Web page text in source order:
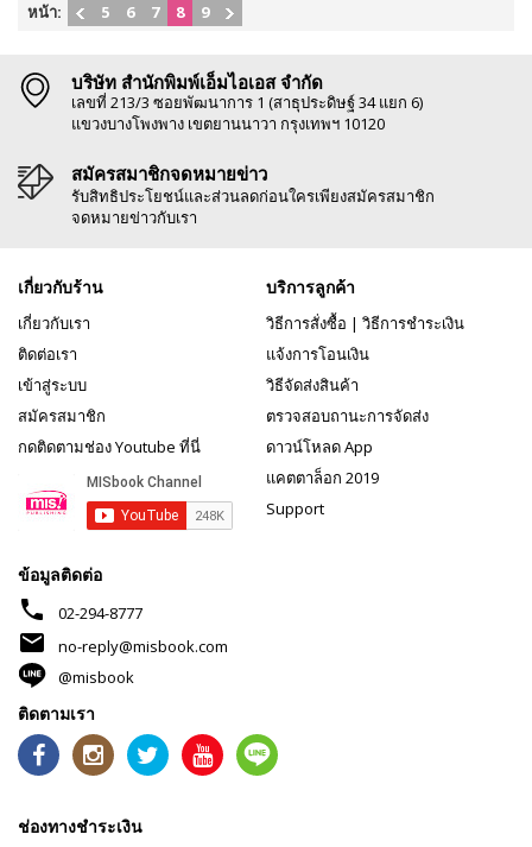
หน้า:
5 6 7 8 9
บริษัท สำนักพิมพ์เอ็มไอเอส จำกัด
เลขที่ 213/3 ซอยพัฒนาการ 1 (สาธุประดิษฐ์ 34 แยก 6)
แขวงบางโพงพาง เขตยานนาวา กรุงเทพฯ 10120
สมัครสมาชิกจดหมายข่าว
รับสิทธิประโยชน์และส่วนลดก่อนใครเพียงสมัครสมาชิก
จดหมายข่าวกับเรา
เกี่ยวกับร้าน
เกี่ยวกับเรา
ติดต่อเรา
เข้าสู่ระบบ
สมัครสมาชิก
กดติดตามช่อง Youtube ที่นี่
บริการลูกค้า
วิธีการสั่งซื้อ | วิธีการชำระเงิน
แจ้งการโอนเงิน
วิธีจัดส่งสินค้า
ตรวจสอบถานะการจัดส่ง
ดาวน์โหลด App
แคตตาล็อก 2019
Support
ข้อมูลติดต่อ
phone 02-294-8777
mail
no-reply@misbook.com
@misbook
ติดตามเรา
ช่องทางชำระเงิน